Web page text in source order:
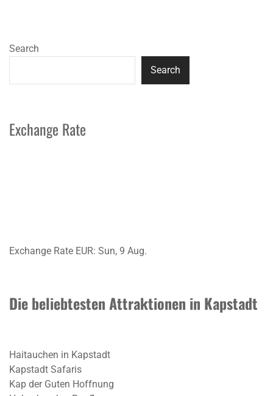
Search
Search
Exchange Rate
Exchange Rate EUR: Sun, 9 Aug.
Die beliebtesten Attraktionen in Kapstadt
Haitauchen in Kapstadt
Kapstadt Safaris
Kap der Guten Hoffnung